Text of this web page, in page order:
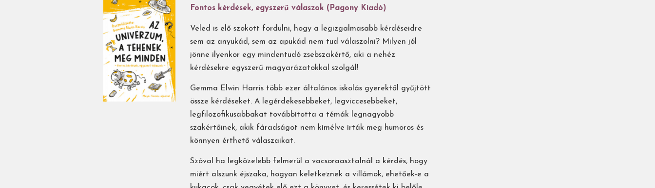
Fontos kérdések, egyszerű válaszok (Pagony Kiadó)
Veled is elő szokott fordulni, hogy a legizgalmasabb kérdéseidre
sem az anyukád, sem az apukád nem tud válaszolni? Milyen jól
jönne ilyenkor egy mindentudó zsebszakértő, aki a nehéz
kérdésekre egyszerű magyarázatokkal szolgál!
Gemma Elwin Harris több ezer általános iskolás gyerektől gyűjtött
össze kérdéseket. A legérdekesebbeket, legviccesebbeket,
legfilozofikusabbakat továbbította a témák legnagyobb
szakértőinek, akik fáradságot nem kímélve írták meg humoros és
könnyen érthető válaszaikat.
Szóval ha legközelebb felmerül a vacsoraasztalnál a kérdés, hogy
miért alszunk éjszaka, hogyan keletkeznek a villámok, ehetőek-e a